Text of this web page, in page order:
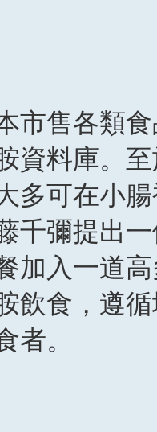
市售各類
資料庫。
多可在小腸
千彌提出
加入一道
飲食，遵
者。